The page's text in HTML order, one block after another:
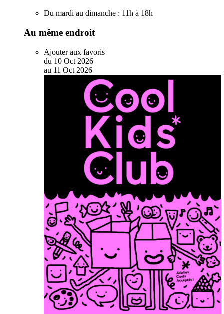
Du mardi au dimanche : 11h à 18h
Au même endroit
Ajouter aux favoris
du 10 Oct 2026
au 11 Oct 2026